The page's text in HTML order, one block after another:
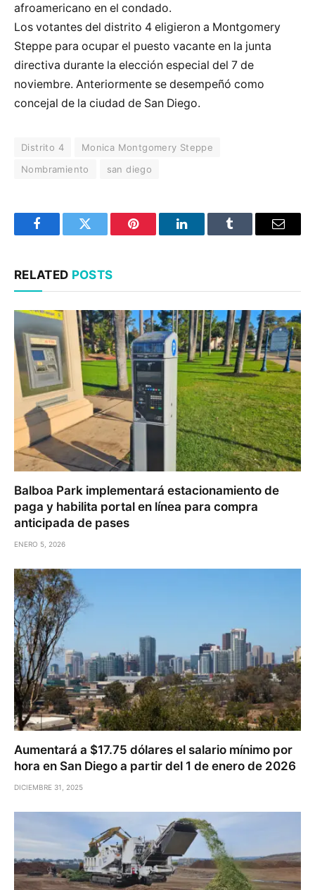
afroamericano en el condado.
Los votantes del distrito 4 eligieron a Montgomery
Steppe para ocupar el puesto vacante en la junta
directiva durante la elección especial del 7 de
noviembre. Anteriormente se desempeñó como
concejal de la ciudad de San Diego.
Distrito 4
Monica Montgomery Steppe
Nombramiento
san diego
FacebookTwitter Pinterest LinkedInTumblr Email
RELATED POSTS
Balboa Park implementará estacionamiento de
paga y habilita portal en línea para compra
anticipada de pases
ENERO 5, 2026
Aumentará a $17.75 dólares el salario mínimo por
hora en San Diego a partir del 1 de enero de 2026
DICIEMBRE 31, 2025